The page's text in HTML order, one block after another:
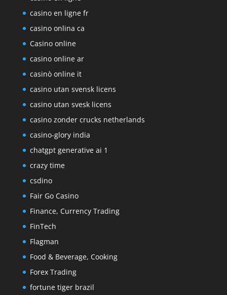
casino en ligne fr
casino onlina ca
Casino online
casino online ar
casinò online it
casino utan svensk licens
casino utan svesk licens
casino zonder crucks netherlands
casino-glory india
chatgpt generative ai 1
crazy time
csdino
Fair Go Casino
Finance, Currency Trading
FinTech
Flagman
Food & Beverage, Cooking
Forex Trading
fortune tiger brazil